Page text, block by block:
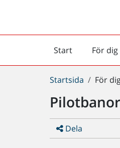
Start
Startsida För
Du
här:
Startsida För
Dela